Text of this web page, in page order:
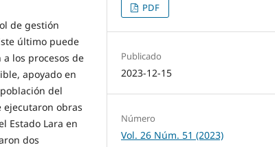
de gestión
último puede
los procesos de
apoyado en
del
obras
Estado Lara en
dos
PDF
Publicado
2023-12-15
Número
Vol. 26 Núm. 51 (2023)